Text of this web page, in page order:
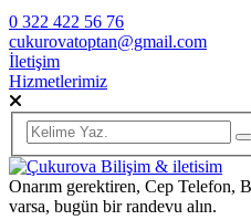
0 322 422 56 76
cukurovatoptan@gmail.com
İletişim
Hizmetlerimiz
Onarım gerektiren, Cep Telefon,
varsa, bugün bir randevu alın.